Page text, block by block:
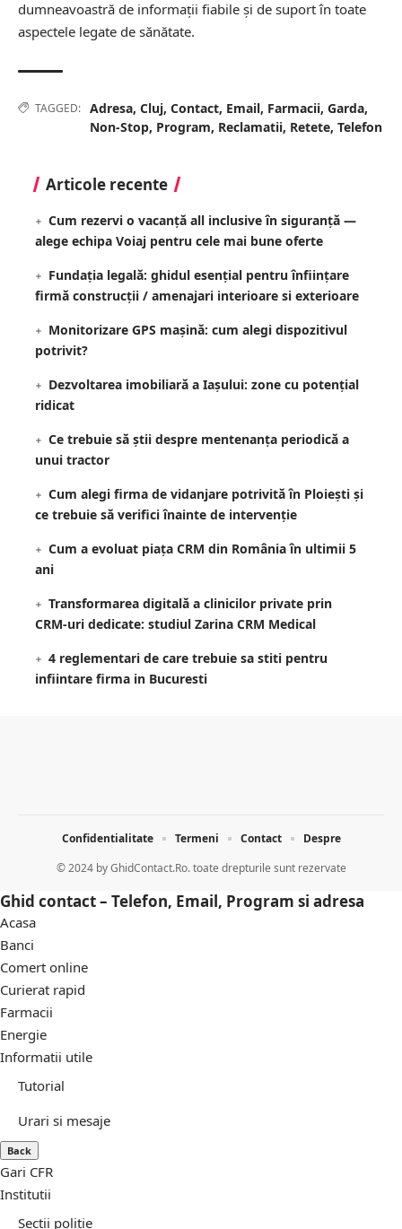
dumneavoastră de informații fiabile și de suport în toate
aspectele legate de sănătate.
TAGGED: Adresa, Cluj, Contact, Email, Farmacii, Garda,
Non-Stop, Program, Reclamatii, Retete, Telefon
Articole recente
Cum rezervi o vacanță all inclusive în siguranță —
alege echipa Voiaj pentru cele mai bune oferte
Fundația legală: ghidul esențial pentru înființare
firmă construcții / amenajari interioare si exterioare
Monitorizare GPS mașină: cum alegi dispozitivul
potrivit?
Dezvoltarea imobiliară a Iașului: zone cu potențial
ridicat
Ce trebuie să știi despre mentenanța periodică a
unui tractor
Cum alegi firma de vidanjare potrivită în Ploiești și
ce trebuie să verifici înainte de intervenție
Cum a evoluat piața CRM din România în ultimii 5
ani
Transformarea digitală a clinicilor private prin
CRM-uri dedicate: studiul Zarina CRM Medical
4 reglementari de care trebuie sa stiti pentru
infiintare firma in Bucuresti
© 2024 byGhidContact.Ro. toate drepturile sunt rezervate
Confidentialitate Termeni Contact Despre
Ghid contact – Telefon, Email, Program si adresa
Acasa
Banci
Comert online
Curierat rapid
Farmacii
Energie
Informatii utile
Tutorial
Urari si mesaje
Back
Gari CFR
Institutii
Sectii politie